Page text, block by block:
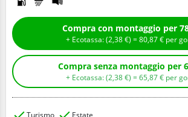
Compra con
+ Ecotassa: (2,38€ ) =80,87€ per
Compra senza
+ Ecotassa: (2,38€ ) =65,87€ per